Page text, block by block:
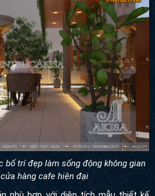
bố trí đẹp làm sống động không gian
hàng cafe hiện đại